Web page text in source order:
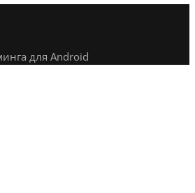
для Android